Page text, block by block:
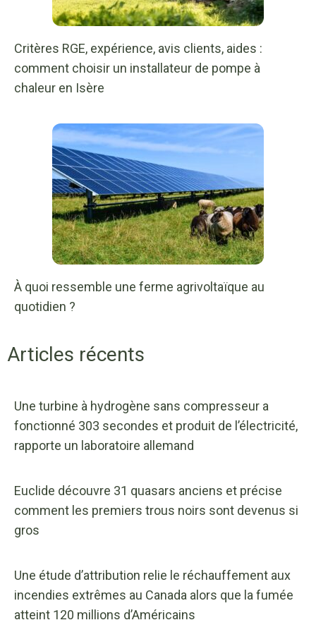
Critères RGE, expérience, avis clients, aides :
comment choisir un installateur de pompe à
chaleur en Isère
À quoi ressemble une ferme agrivoltaïque au
quotidien ?
Articles récents
Une turbine à hydrogène sans compresseur a
fonctionné 303 secondes et produit de l’électricité,
rapporte un laboratoire allemand
Euclide découvre 31 quasars anciens et précise
comment les premiers trous noirs sont devenus si
gros
Une étude d’attribution relie le réchauffement aux
incendies extrêmes au Canada alors que la fumée
atteint 120 millions d’Américains